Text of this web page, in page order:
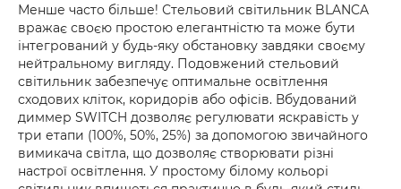
Менше часто більше! Стельовий світильник BLANCA
вражає своєю простою елегантністю та може бути
інтегрований у будь-яку обстановку завдяки своєму
нейтральному вигляду. Подовжений стельовий
світильник забезпечує оптимальне освітлення
сходових кліток, коридорів або офісів. Вбудований
диммер SWITCH дозволяє регулювати яскравість у
три етапи (100%, 50%, 25%) за допомогою звичайного
вимикача світла, що дозволяє створювати різні
настрої освітлення. У простому білому кольорі